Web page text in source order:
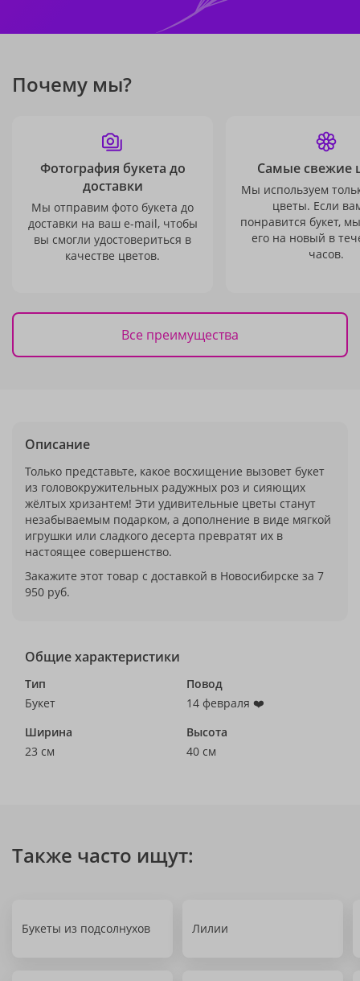
Почему мы?
Фотография букета до
доставки
Мы отправим фото букета до
доставки на ваш e-mail, чтобы
вы смогли удостовериться в
качестве цветов.
Самые свежие
Мы используем
цветы. Если
понравится букет,
его на новый в
часов.
Все преимущества
Описание
Только представьте, какое восхищение вызовет букет
из головокружительных радужных роз и сияющих
жёлтых хризантем! Эти удивительные цветы станут
незабываемым подарком, а дополнение в виде мягкой
игрушки или сладкого десерта превратят их в
настоящее совершенство.
Закажите этот товар с доставкой в Новосибирске за 7
950 руб.
Общие характеристики
Тип
Букет
Повод
14 февраля ❤️
Ширина
23 см
Высота
40 см
Также часто ищут:
Букеты из подсолнухов Лилии